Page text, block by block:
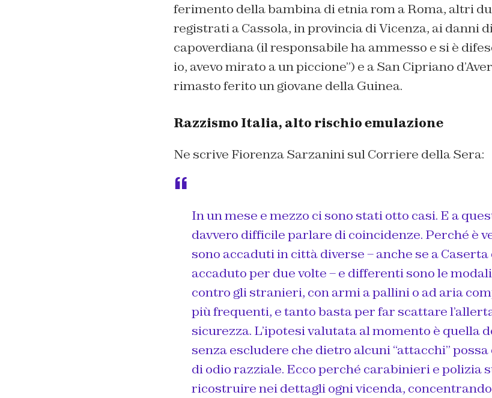
ferimento della bambina di etnia rom a Roma, altri
registrati a Cassola, in provincia di Vicenza, ai danni
capoverdiana (il responsabile ha ammesso e si è
io, avevo mirato a un piccione”) e a San Cipriano
rimasto ferito un giovane della Guinea.
Razzismo Italia, alto rischio emulazione
Ne scrive Fiorenza Sarzanini sulCorriere della Sera:
In un mese e mezzo ci sono stati otto casi. E a
davvero difficile parlare di coincidenze. Perché è
sono accaduti in città diverse – anche se a Caserta
accaduto per due volte – e differenti sono le
contro gli stranieri, con armi a pallini o ad aria
più frequenti, e tanto basta per far scattare
sicurezza. L’ipotesi valutata al momento è quella
senza escludere che dietro alcuni “attacchi”
di odio razziale. Ecco perché carabinieri e polizia
ricostruire nei dettagli ogni vicenda,